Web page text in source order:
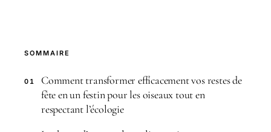
SOMMAIRE
01
Comment transformer efficacement vos restes de
fête en un festin pour les oiseaux tout en
respectant l’écologie